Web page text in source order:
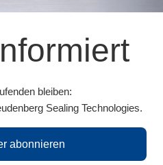
bleiben:
Sealing Technologies.
abonnieren